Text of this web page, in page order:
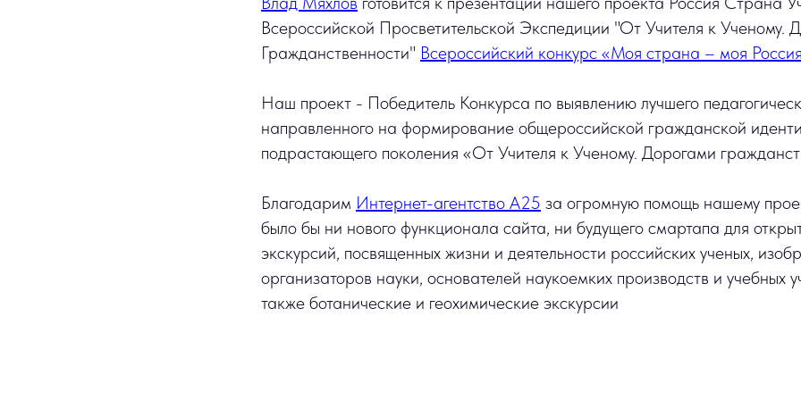
Всероссийской Просветительской Экспедиции "От Учителя к Ученому.
Гражданственности" Всероссийский конкурс «Моя страна – моя
Наш проект - Победитель Конкурса по выявлению лучшего
направленного на формирование общероссийской гражданской
подрастающего поколения «От Учителя к Ученому. Дорогами
Благодарим Интернет-агентство А25 за огромную помощь нашему
было бы ни нового функционала сайта, ни будущего смартапа для
экскурсий, посвященных жизни и деятельности российских ученых,
организаторов науки, основателей наукоемких производств и учебных
также ботанические и геохимические экскурсии